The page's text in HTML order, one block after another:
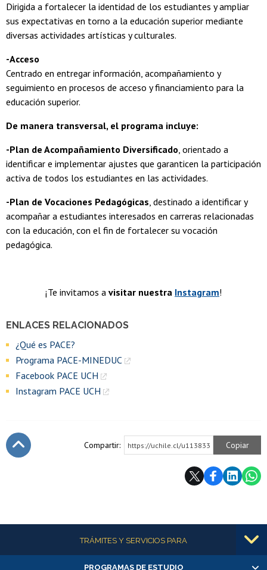
ENLACES RELACIONADOS
¿Qué es PACE?
Programa PACE-MINEDUC
Facebook PACE UCH
Instagram PACE UCH
Dirigida a fortalecer la identidad de los estudiantes y ampliar
sus expectativas en torno a la educación superior mediante
diversas actividades artísticas y culturales.
-Acceso
Centrado en entregar información, acompañamiento y
seguimiento en procesos de acceso y financiamiento para la
educación superior.
De manera transversal, el programa incluye:
-Plan de Acompañamiento Diversificado, orientado a
identificar e implementar ajustes que garanticen la participación
activa de todos los estudiantes en las actividades.
-Plan de Vocaciones Pedagógicas, destinado a identificar y
acompañar a estudiantes interesados en carreras relacionadas
con la educación, con el fin de fortalecer su vocación
pedagógica.
¡Te invitamos a visitar nuestra Instagram!
Compartir: https://uchile.cl/u113833 Copiar
Más informaciónTRÁMITES Y SERVICIOS PARA
PROGRAMAS DE ESTUDIO